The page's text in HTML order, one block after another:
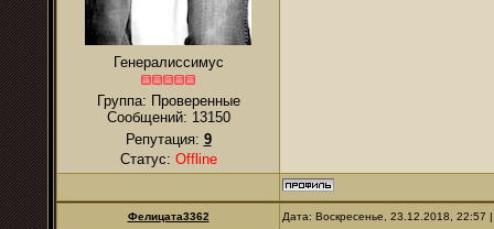
Генералиссимус
Группа: Проверенные
Сообщений: 13150
Репутация: 9
Статус: Offline
Фелицата3362 Дата: Воскресенье, 23.12.2018,